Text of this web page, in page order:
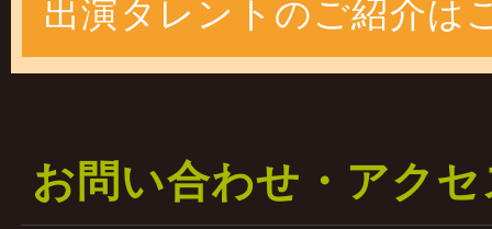
一部の料金は据え置き
二部の料金を￥５００
します
出演タレントのご紹介は
お問い合わせ・アク